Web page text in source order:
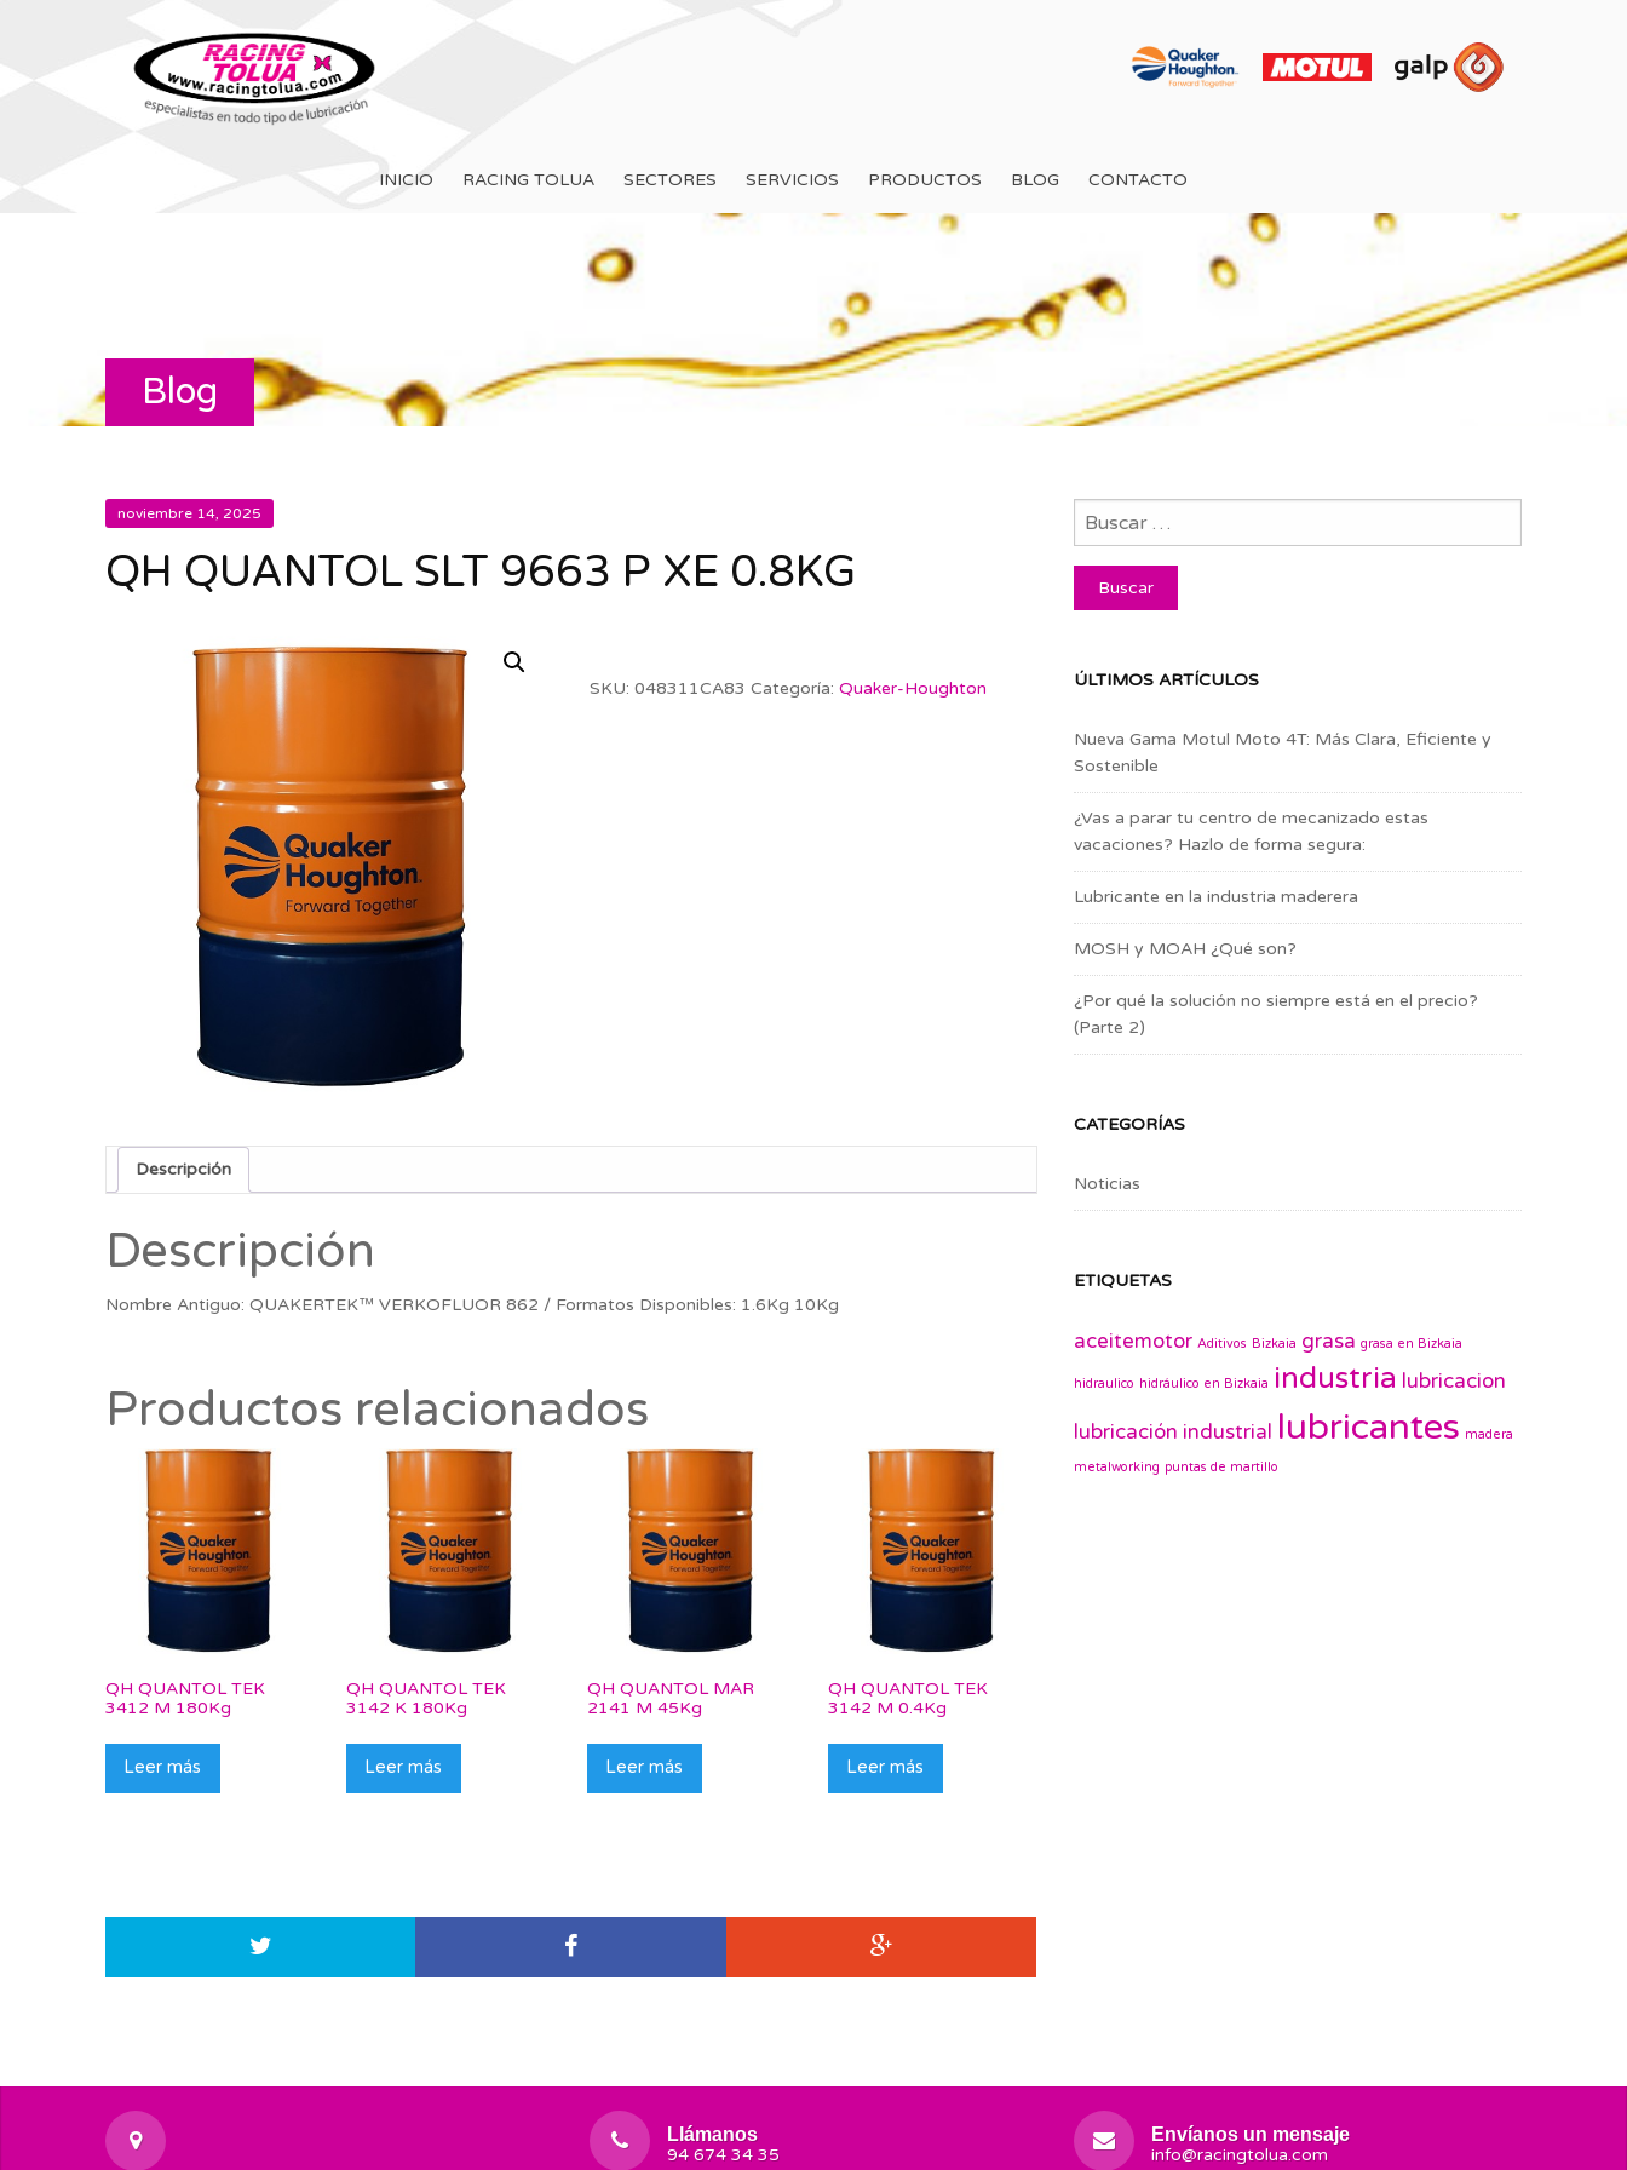
INICIO RACING TOLUA SECTORES SERVICIOS PRODUCTOS BLOG CONTACTO
Blog
noviembre 14, 2025
QH QUANTOL SLT 9663 P XE 0.8KG
SKU:048311CA83 Categoría:Quaker-Houghton
Descripción
Descripción
Nombre Antiguo: QUAKERTEK™ VERKOFLUOR 862 / Formatos Disponibles: 1.6Kg 10Kg
Productos relacionados
QH QUANTOL TEK
3412 M 180Kg
Leer más
QH QUANTOL TEK
3142 K 180Kg
Leer más
QH QUANTOL MAR
2141 M 45Kg
Leer más
QH QUANTOL TEK
3142 M 0.4Kg
Leer más
ÚLTIMOS ARTÍCULOS
Nueva Gama Motul Moto 4T: Más Clara, Eficiente y
Sostenible
¿Vas a parar tu centro de mecanizado estas
vacaciones? Hazlo de forma segura:
Lubricante en la industria maderera
MOSH y MOAH ¿Qué son?
¿Por qué la solución no siempre está en el precio?
(Parte 2)
CATEGORÍAS
Noticias
ETIQUETAS
aceitemotor Aditivos Bizkaia grasa grasa en Bizkaia
hidraulico hidráulico en Bizkaia industria lubricacion
lubricación industrial lubricantes madera
metalworking puntas de martillo
Llámanos
94 674 34 35
Envíanos un mensaje
info@racingtolua.com